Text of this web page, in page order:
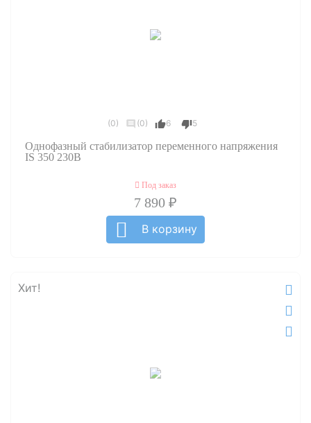
(0) (0) 6 5
Однофазный стабилизатор переменного напряжения
IS 350 230В
Под заказ
7 890 ₽
В корзину
Хит!